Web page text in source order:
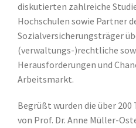
diskutierten zahlreiche
Hochschulen sowie Partner
Sozialversicherungsträger
(verwaltungs-)rechtliche
Herausforderungen und
Arbeitsmarkt.
Begrüßt wurden die über
von Prof. Dr. Anne Müller-